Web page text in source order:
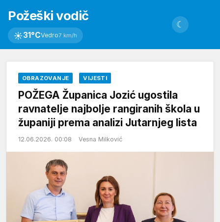
Požeški vodič
☀31°CVedro7 km/h
☾
OBRAZOVANJE VIJESTI
POŽEGA Županica Jozić ugostila
ravnatelje najbolje rangiranih škola u
županiji prema analizi Jutarnjeg lista
12.06.2026. 00:08 Vesna Milković